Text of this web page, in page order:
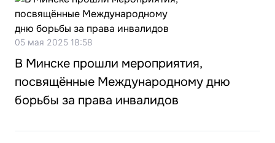
05 мая 2025 18:58
В Минске прошли мероприятия,
посвящённые Международному дню
борьбы за права инвалидов